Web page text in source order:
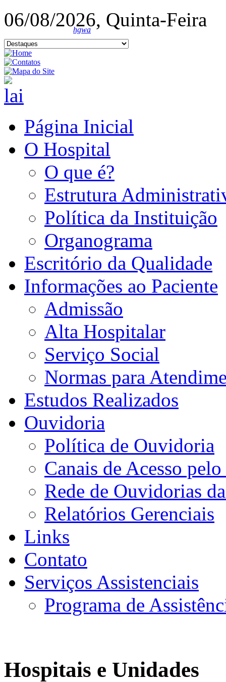
06/08/2026, Quinta-Feira
hgwa
Página Inicial
O Hospital
O que é?
Estrutura
Política da Instituição
Organograma
Escritório da Qualidade
Informações ao Paciente
Admissão
Alta Hospitalar
Serviço Social
Normas para
Estudos Realizados
Ouvidoria
Política de Ouvidoria
Canais de Acesso
Rede de Ouvidorias
Relatórios Gerenciais
Links
Contato
Serviços Assistenciais
Programa de
Hospitais e Unidades